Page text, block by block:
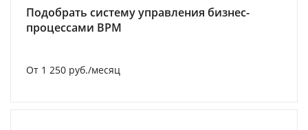
Подобрать систему управления бизнес-
процессами BPM
От 1 250 руб./месяц